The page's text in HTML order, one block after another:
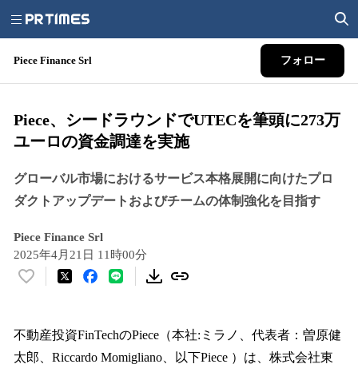
Piece Finance Srl フォロー
Piece、シードラウンドでUTECを筆頭に273万
ユーロの資金調達を実施
グローバル市場におけるサービス本格展開に向けたプロ
ダクトアップデートおよびチームの体制強化を目指す
Piece Finance Srl
2025年4月21日 11時00分
い
！
数
を
不動産投資FinTechのPiece（本社:ミラノ、代表者：曽原健
太郎、Riccardo Momigliano、以下Piece ）は、株式会社東